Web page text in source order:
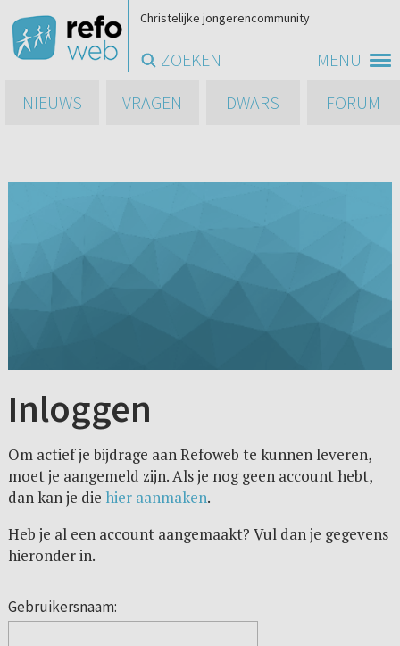
MENU
Christelijke jongerencommunity
ZOEKEN
NIEUWS
VRAGEN DWARS FORUM
Inloggen
Om actief je bijdrage aan Refoweb te kunnen leveren,
moet je aangemeld zijn. Als je nog geen account hebt,
dan kan je die hier aanmaken.
Heb je al een account aangemaakt? Vul dan je gegevens
hieronder in.
Gebruikersnaam: